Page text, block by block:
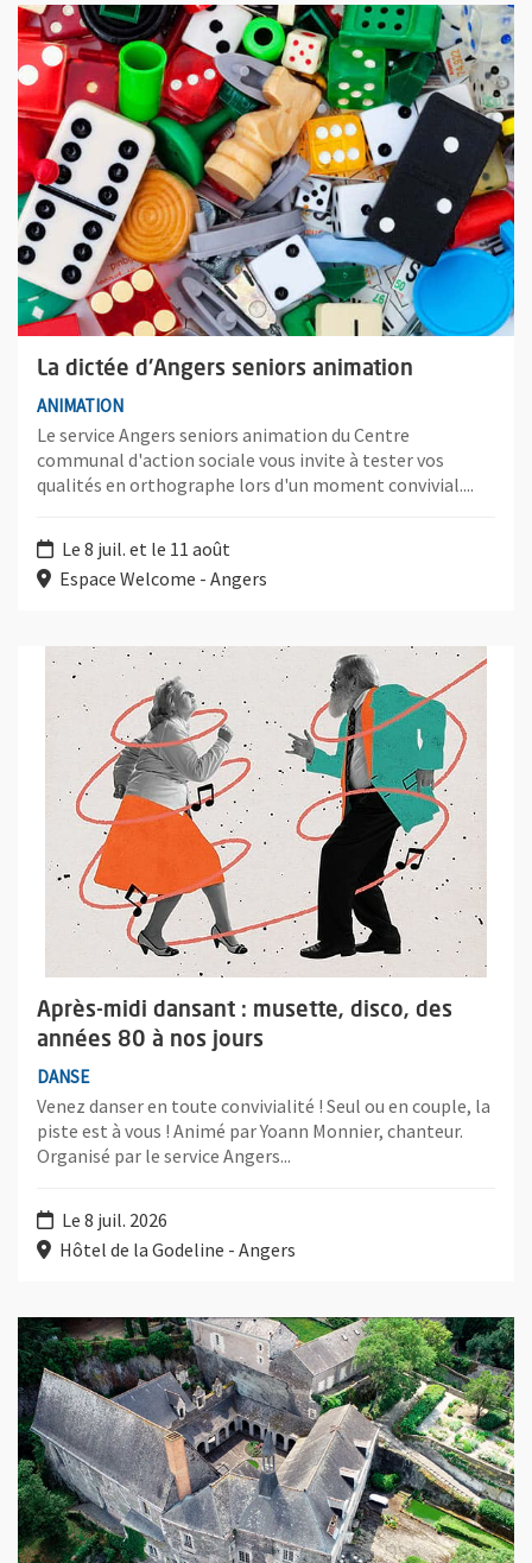
La dictée d'Angers seniors animation
ANIMATION
Le service Angers seniors animation du Centre
communal d'action sociale vous invite à tester vos
qualités en orthographe lors d'un moment convivial....
Le 8 juil. et le 11 août
Espace Welcome - Angers
Plus d'information sur l'évènement : La dictée d'Angers
Après-midi dansant : musette, disco, des
années 80 à nos jours
DANSE
Venez danser en toute convivialité ! Seul ou en couple, la
piste est à vous ! Animé par Yoann Monnier, chanteur.
Organisé par le service Angers...
Le 8 juil. 2026
Hôtel de la Godeline - Angers
Plus d'information sur l'évènement : Après-midi dansant :
Plus d'information sur l'évènement : Visite guidée de l'ancien